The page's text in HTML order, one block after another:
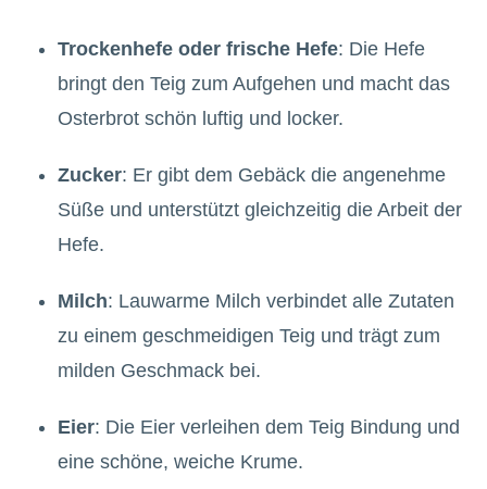
Trockenhefe oder frische Hefe: Die Hefe
bringt den Teig zum Aufgehen und macht das
Osterbrot schön luftig und locker.
Zucker: Er gibt dem Gebäck die angenehme
Süße und unterstützt gleichzeitig die Arbeit der
Hefe.
Milch: Lauwarme Milch verbindet alle Zutaten
zu einem geschmeidigen Teig und trägt zum
milden Geschmack bei.
Eier: Die Eier verleihen dem Teig Bindung und
eine schöne, weiche Krume.